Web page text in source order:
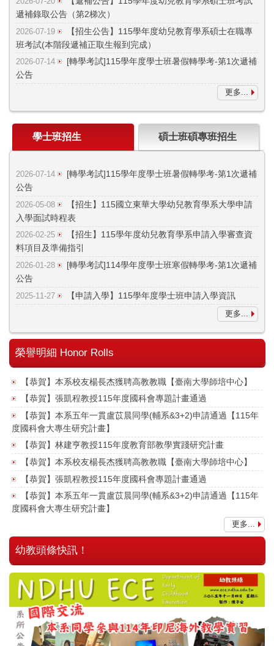
遞補錄取公告（第2梯次）
2026-07-19
【招生公告】115學年度幼兒教育學系碩士在職專
班考試(本階段遞補正取生報到完成）
2026-07-14
[轉學考試]115學年度學士班暑假轉學考-第1次遞補
公告
更多...
學士班招生 碩士班碩專班招生
2026-07-14
[轉學考試]115學年度學士班暑假轉學考-第1次遞補
公告
2026-05-08
【招生】115國立東華大學幼兒教育學系大學申請
入學面試時程表
2026-02-25
【招生】115學年度幼兒教育學系申請入學審查資
料項目及準備指引
2026-01-28
[轉學考試]114學年度學士班寒假轉學考-第1次遞補
公告
2025-11-27 【申請入學】115學年度學士班申請入學資訊
更多...
榮譽明細 Honor Rolls
【恭賀】林建亨教授115年度教育部教學實踐研究計畫
【恭賀】本系校友楊長杰獲聘高教教職【臺南大學師培中心】
【恭賀】本系五年一貫盧苡晨同學(輔系&3+2)申請通過【115年
度國科會大專生研究計畫】
【恭賀】林建亨教授115年度教育部教學實踐研究計畫
【恭賀】本系校友楊長杰獲聘高教教職【臺南大學師培中心】
【恭賀】張凱程教授115年度國科會專題計畫通過
【恭賀】本系五年一貫盧苡晨同學(輔系&3+2)申請通過【115年
度國科會大專生研究計畫】
【恭賀】林建亨教授115年度教育部教學實踐研究計畫
【恭賀】本系校友楊長杰獲聘高教教職【臺南大學師培中心】
【恭賀】張凱程教授115年度國科會專題計畫通過
【恭賀】本系五年一貫盧苡晨同學(輔系&3+2)申請通過【115年
度國科會大專生研究計畫】
【恭賀】林建亨教授115年度教育部教學實踐研究計畫
【恭賀】本系校友楊長杰獲聘高教教職【臺南大學師培中心】
【恭賀】張凱程教授115年度國科會專題計畫通過
【恭賀】本系五年一貫盧苡晨同學(輔系&3+2)申請通過【115年
度國科會大專生研究計畫】
更多...
幼教頭條快訊！